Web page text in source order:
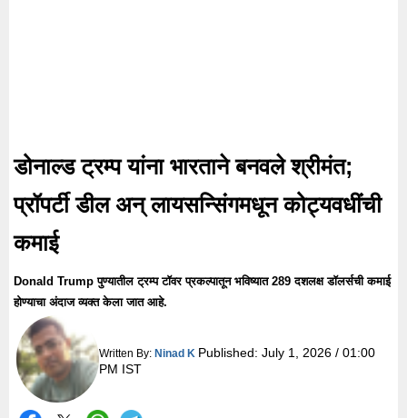
डोनाल्ड ट्रम्प यांना भारताने बनवले श्रीमंत;
प्रॉपर्टी डील अन् लायसन्सिंगमधून कोट्यवधींची
कमाई
Donald Trump पुण्यातील ट्रम्प टॉवर प्रकल्पातून भविष्यात 289 दशलक्ष डॉलर्सची कमाई
होण्याचा अंदाज व्यक्त केला जात आहे.
Written By:Ninad K Published:July 1, 2026 / 01:00
PM IST